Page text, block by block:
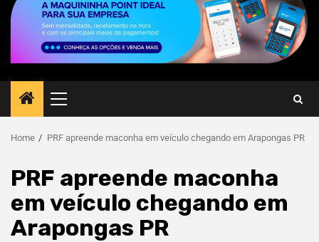
Home PRF apreende maconha em veículo chegando em Arapongas PR
PRF apreende maconha
em veículo chegando em
Arapongas PR